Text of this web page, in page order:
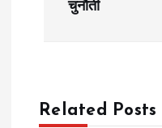
v
चुनौती
Related Posts